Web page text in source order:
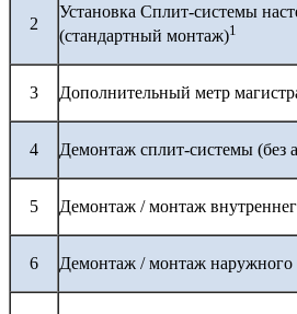
2
Установка Сплит-системы
(стандартный монтаж)1
3 Дополнительный метр
4 Демонтаж сплит-системы (без
5 Демонтаж / монтаж
6 Демонтаж / монтаж